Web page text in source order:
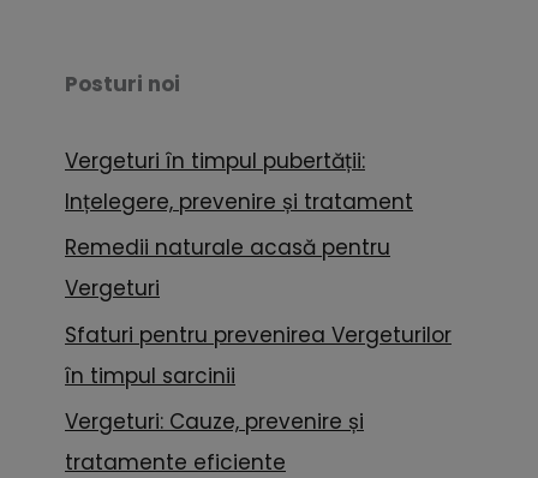
Posturi noi
Vergeturi în timpul pubertății:
Ințelegere, prevenire și tratament
Remedii naturale acasă pentru
Vergeturi
Sfaturi pentru prevenirea Vergeturilor
în timpul sarcinii
Vergeturi: Cauze, prevenire și
tratamente eficiente